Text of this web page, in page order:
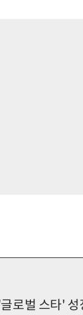
로벌 스타' 성